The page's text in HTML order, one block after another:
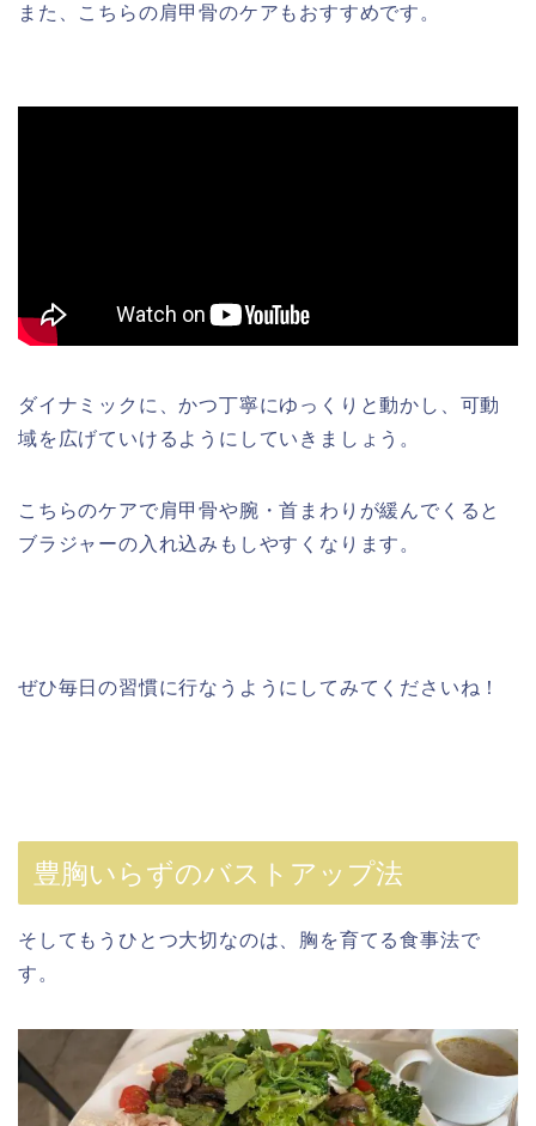
また、こちらの肩甲骨のケアもおすすめです。
ダイナミックに、かつ丁寧にゆっくりと動かし、可動
域を広げていけるようにしていきましょう。
こちらのケアで肩甲骨や腕・首まわりが緩んでくると
ブラジャーの入れ込みもしやすくなります。
ぜひ毎日の習慣に行なうようにしてみてくださいね！
豊胸いらずのバストアップ法
そしてもうひとつ大切なのは、胸を育てる食事法で
す。